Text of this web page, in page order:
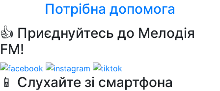
Потрібна допомога
👍 Приєднуйтесь до Мелодія
FM!
📱 Слухайте зі смартфона